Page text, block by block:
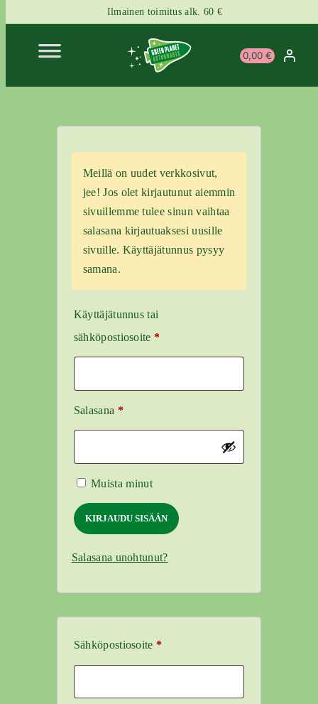
Ilmainen toimitus alk. 60 €
0,00 €
Meillä on uudet verkkosivut,
jee! Jos olet kirjautunut aiemmin
sivuillemme tulee sinun vaihtaa
salasana kirjautuaksesi uusille
sivuille. Käyttäjätunnus pysyy
samana.
Käyttäjätunnus tai
sähköpostiosoite *Vaaditaan
Salasana *Vaaditaan
Muista minut
KIRJAUDU SISÄÄN
Salasana unohtunut?
Sähköpostiosoite *Vaaditaan